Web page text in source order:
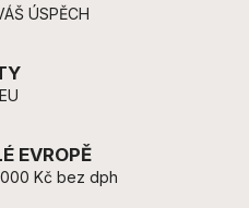
ÚSPĚCH
EVROPĚ
000 Kč bez dph